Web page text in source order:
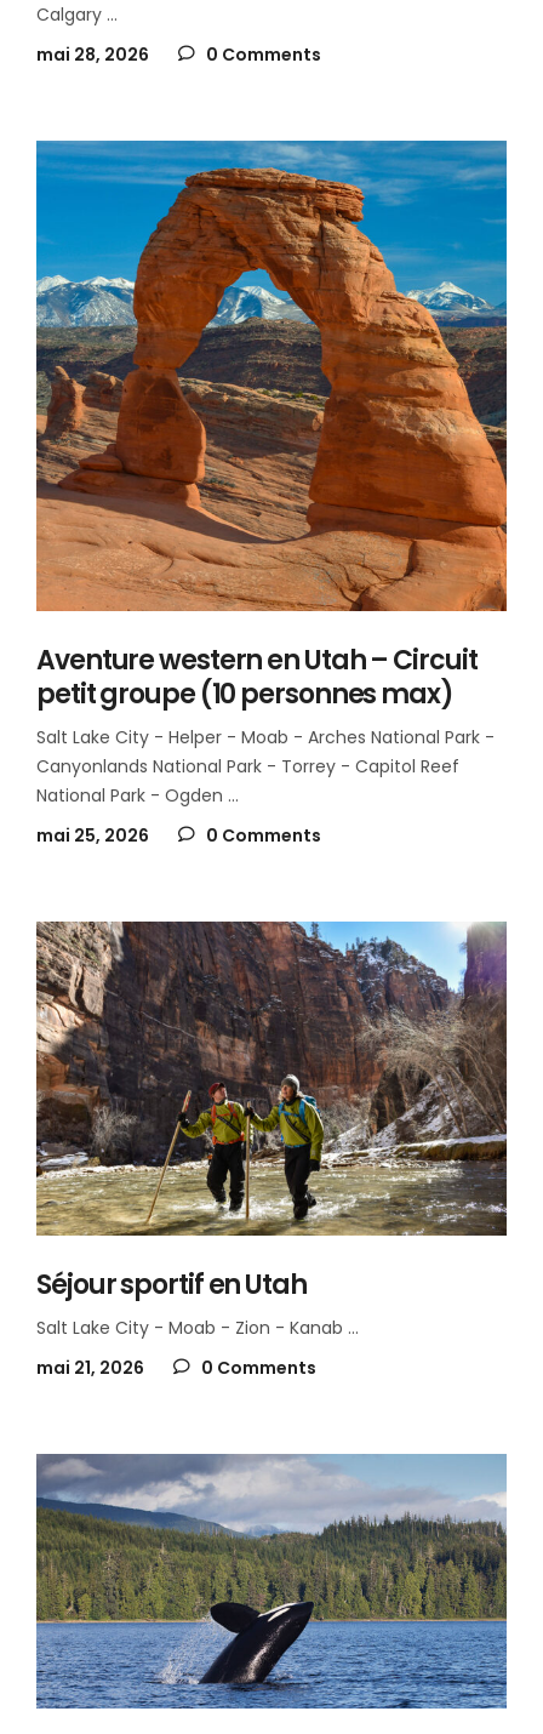
Calgary
mai 28, 2026
0 Comments
Aventure western en Utah – Circuit
petit groupe (10 personnes max)
Salt Lake City - Helper - Moab - Arches National Park -
Canyonlands National Park - Torrey - Capitol Reef
National Park - Ogden
mai 25, 2026
0 Comments
Séjour sportif en Utah
Salt Lake City - Moab - Zion - Kanab
mai 21, 2026
0 Comments